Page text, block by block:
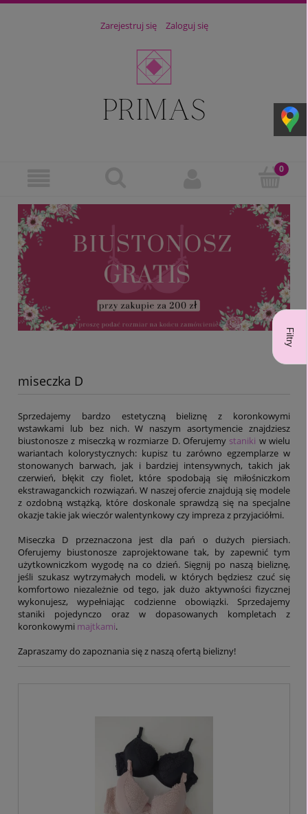
Zarejestruj się Zaloguj się
Filtry
miseczka D
Sprzedajemy bardzo estetyczną bieliznę z koronkowymi
wstawkami lub bez nich. W naszym asortymencie znajdziesz
biustonosze z miseczką w rozmiarze D. Oferujemy staniki w wielu
wariantach kolorystycznych: kupisz tu zarówno egzemplarze w
stonowanych barwach, jak i bardziej intensywnych, takich jak
czerwień, błękit czy fiolet, które spodobają się miłośniczkom
ekstrawaganckich rozwiązań. W naszej ofercie znajdują się modele
z ozdobną wstążką, które doskonale sprawdzą się na specjalne
okazje takie jak wieczór walentynkowy czy impreza z przyjaciółmi.
Miseczka D przeznaczona jest dla pań o dużych piersiach.
Oferujemy biustonosze zaprojektowane tak, by zapewnić tym
użytkowniczkom wygodę na co dzień. Sięgnij po naszą bieliznę,
jeśli szukasz wytrzymałych modeli, w których będziesz czuć się
komfortowo niezależnie od tego, jak dużo aktywności fizycznej
wykonujesz, wypełniając codzienne obowiązki. Sprzedajemy
staniki pojedynczo oraz w dopasowanych kompletach z
koronkowymi majtkami.
Zapraszamy do zapoznania się z naszą ofertą bielizny!